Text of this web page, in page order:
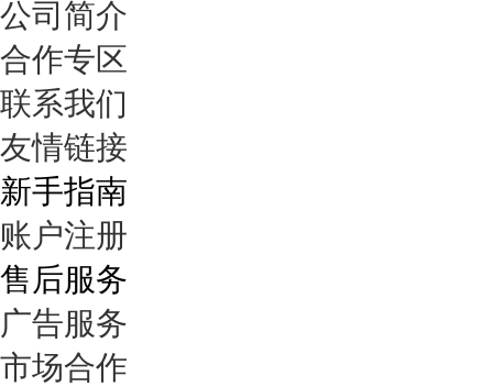
公司简介
合作专区
联系我们
友情链接
新手指南
账户注册
售后服务
广告服务
市场合作